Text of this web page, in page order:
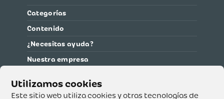
Este sitio web utiliza cookies y otras tecnologías de
Categorías
Contenido
¿Necesitas ayuda?
Nuestra empresa